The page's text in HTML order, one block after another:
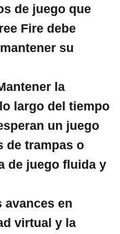
de juego que
Fire debe
su
la
largo del tiempo
un juego
de trampas o
de juego fluida y
avances en
virtual y la